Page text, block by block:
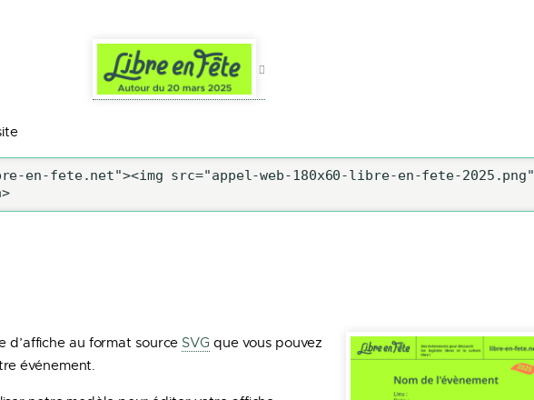
en-fete.net"><img src="appel-web-180x60-libre-en-fete-2025.png"
d’affiche au format source SVG que vous pouvez
événement.